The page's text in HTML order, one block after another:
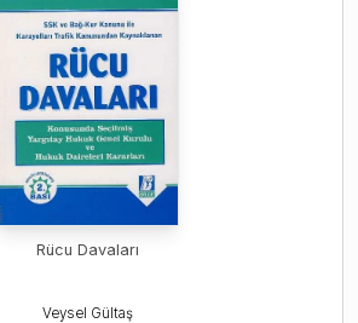
Rücu Davaları
Veysel Gültaş